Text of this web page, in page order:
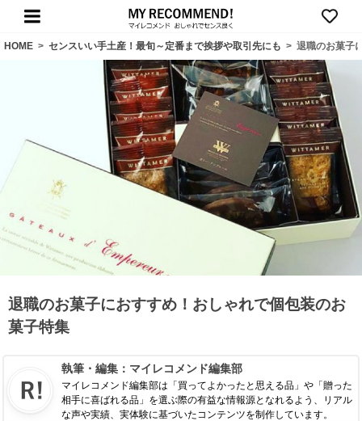
HOME > センスいい手土産！最旬～定番まで挨拶や取引先にも > 退職のお菓子
退職のお菓子におすすめ！おしゃれで個包装のお
菓子特集
執筆・編集： マイレコメンド編集部
マイレコメンド編集部は「買ってよかったと思える品」や「贈った
相手に喜ばれる品」を選ぶ際の有益な情報源となれるよう、リアル
な声や実績、実体験に基づいたコンテンツを制作しています。